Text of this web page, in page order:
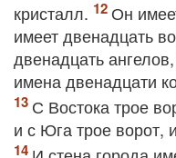
кристалл.
Он
имеет двенадцать
двенадцать
имена двенадцати
С Востока трое
и с Юга трое ворот,